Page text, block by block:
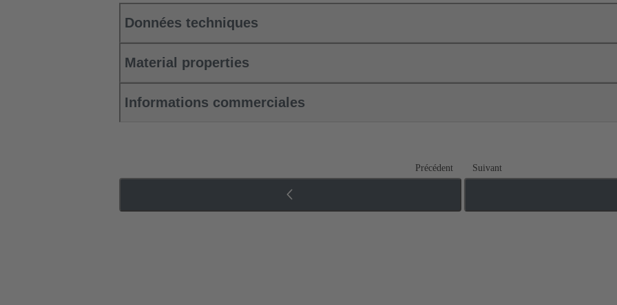
Données techniques
Material properties
Informations commerciales
Précédent Suivant